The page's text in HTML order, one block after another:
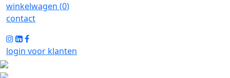
winkelwagen (0)
contact
login voor klanten